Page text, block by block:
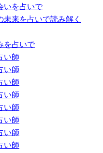
いを占いで
未来を占いで読み解く
を占いで
い師
い師
い師
い師
い師
い師
い師
い師